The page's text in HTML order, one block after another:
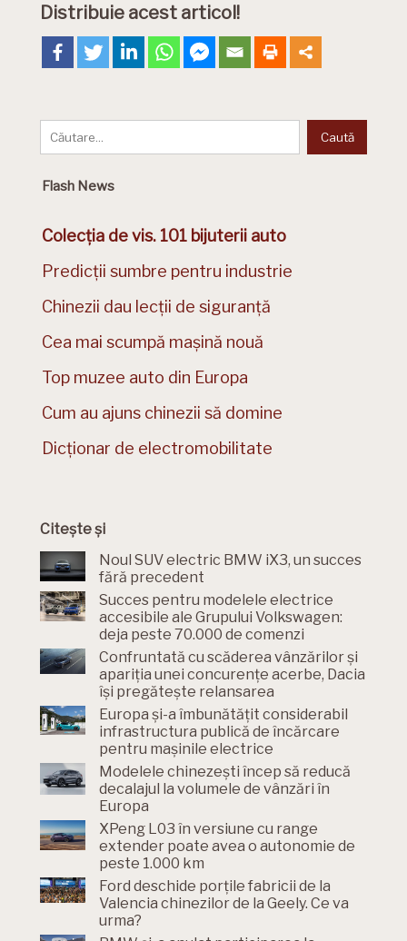
Distribuie acest articol!
Flash News
Colecția de vis. 101 bijuterii auto
Predicții sumbre pentru industrie
Chinezii dau lecții de siguranță
Cea mai scumpă mașină nouă
Top muzee auto din Europa
Cum au ajuns chinezii să domine
Dicționar de electromobilitate
Citește și
Noul SUV electric BMW iX3, un succes
fără precedent
Succes pentru modelele electrice
accesibile ale Grupului Volkswagen:
deja peste 70.000 de comenzi
Confruntată cu scăderea vânzărilor și
apariția unei concurențe acerbe, Dacia
își pregătește relansarea
Europa și-a îmbunătățit considerabil
infrastructura publică de încărcare
pentru mașinile electrice
Modelele chinezești încep să reducă
decalajul la volumele de vânzări în
Europa
XPeng L03 în versiune cu range
extender poate avea o autonomie de
peste 1.000 km
Ford deschide porțile fabricii de la
Valencia chinezilor de la Geely. Ce va
urma?